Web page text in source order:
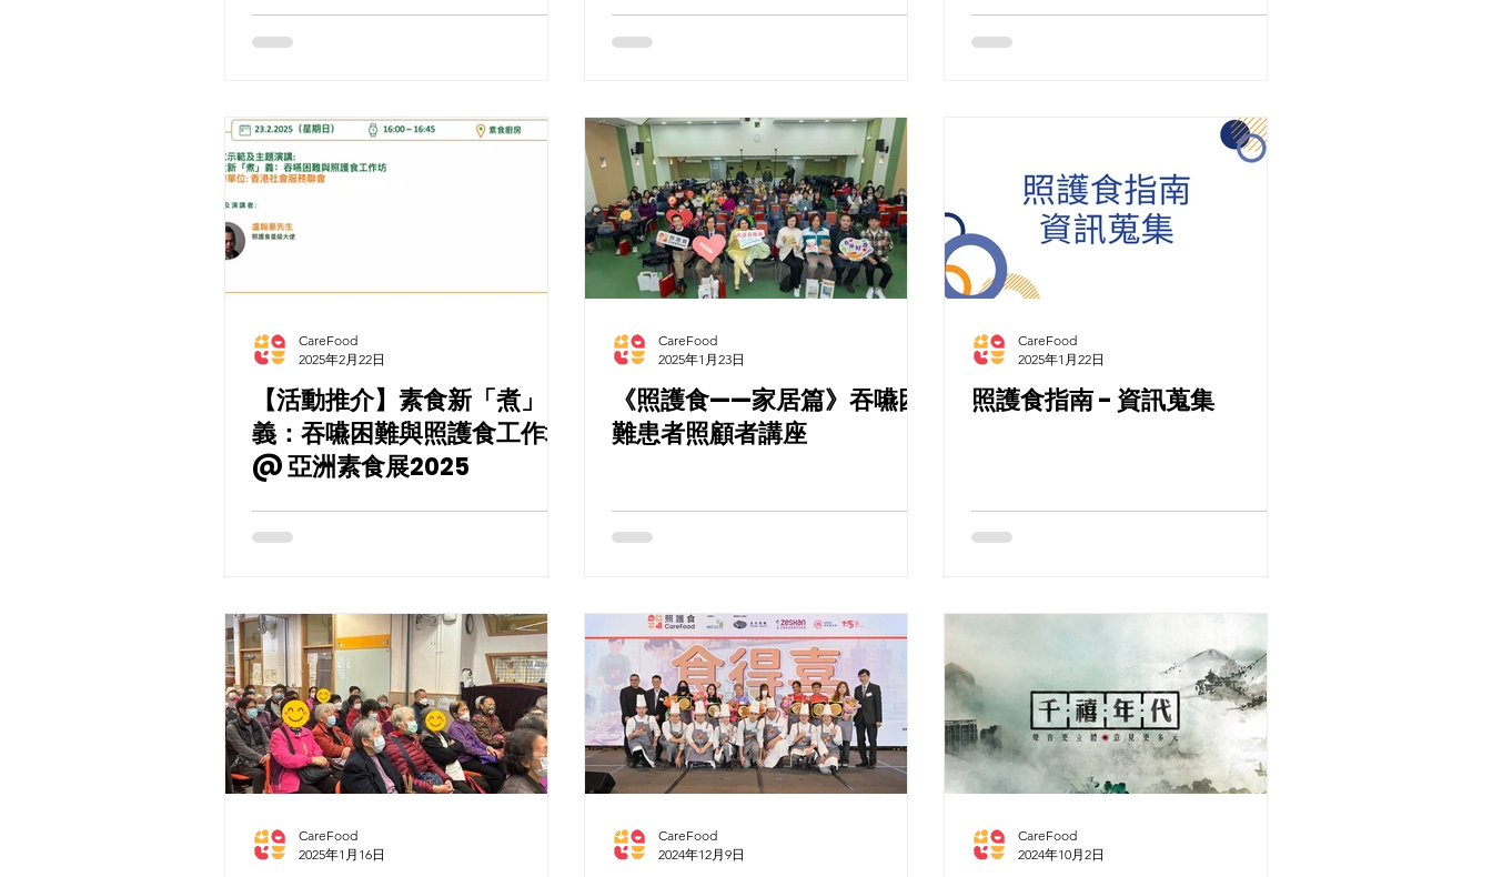
【活動推介】素食新「煮」
義：吞嚥困難與照護食工作坊
@ 亞洲素食展2025
CareFood
2025年2月22日
《照護食——家居篇》吞嚥困
難患者照顧者講座
CareFood
2025年1月23日
照護食指南 - 資訊蒐集
CareFood
2025年1月22日
CareFood
2025年1月16日
CareFood
2024年12月9日
CareFood
2024年10月2日